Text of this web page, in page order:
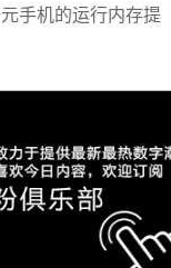
手机的运行内存提